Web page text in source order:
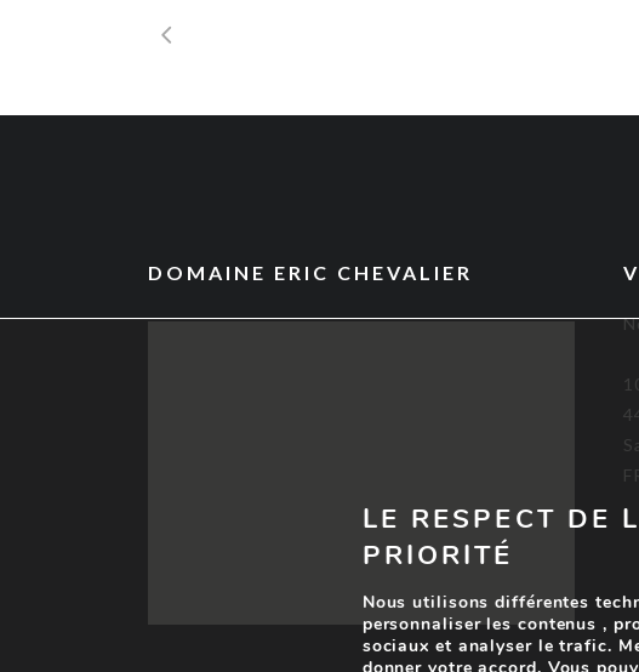
DOMAINE ERIC CHEVALIER
LE RESPECT DE
PRIORITÉ
Nous utilisons différentes
personnaliser les contenus ,
sociaux et analyser le trafic.